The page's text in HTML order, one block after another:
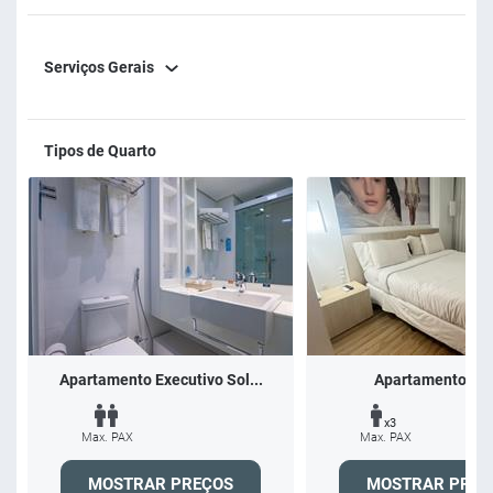
privilegiada, conforto e a hospitalidade característica da
Serviços Gerais
Tipos de Quarto
Apartamento Executivo Sol...
Max. PAX
MOSTRAR PREÇOS
Apartamento
x3
Max. PAX
MOSTRAR